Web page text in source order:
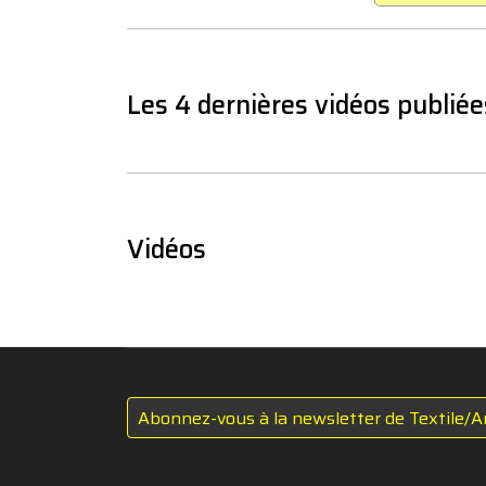
Les 4 dernières vidéos
Vidéos
Abonnez-vous à la newsletter de Textile/